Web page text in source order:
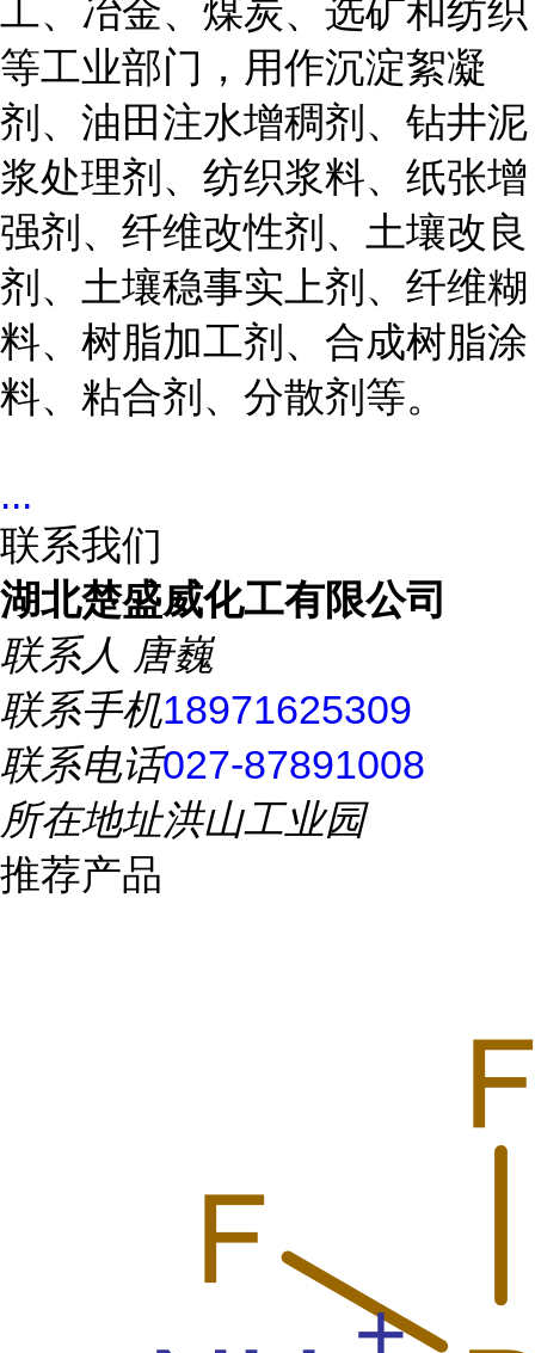
工、冶金、煤炭、选矿和纺织
等工业部门，用作沉淀絮凝
剂、油田注水增稠剂、钻井泥
浆处理剂、纺织浆料、纸张增
强剂、纤维改性剂、土壤改良
剂、土壤稳事实上剂、纤维糊
料、树脂加工剂、合成树脂涂
料、粘合剂、分散剂等。
...
联系我们
湖北楚盛威化工有限公司
联系人 唐巍
联系手机18971625309
联系电话027-87891008
所在地址洪山工业园
推荐产品